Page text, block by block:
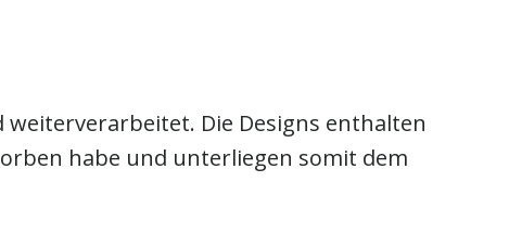
Die Designs enthalten
habe und unterliegen somit dem